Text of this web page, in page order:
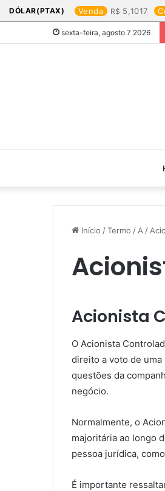
DÓLAR(PTAX) Venda 5,1017
sexta-feira, agosto 7 2026
Início /Termo / A /
Acionista
O Acionista
direito a voto de
questões da
negócio.
Normalmente, o
majoritária ao longo
pessoa jurídica,
É importante